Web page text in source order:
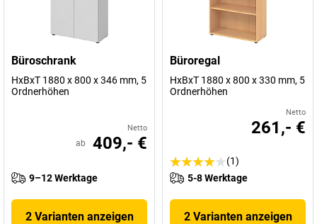
Büroschrank
HxBxT 1880 x 800 x 346 mm, 5
Ordnerhöhen
Netto
ab 409,- €
9–12 Werktage
2 Varianten anzeigen
Büroregal
HxBxT 1880 x 800 x 330 mm, 5
Ordnerhöhen
Netto
261,- €
(1)
5-8 Werktage
2 Varianten anzeigen